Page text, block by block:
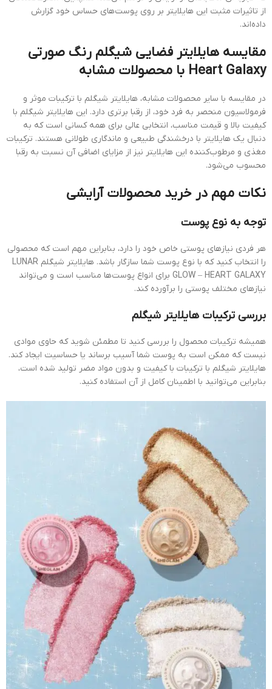
از تاثیرات مثبت این هایلایتر بر روی پوست‌های حساس خود گزارش
داده‌اند.
مقایسه هایلایتر فضایی شیگلم رنگ صورتی
Heart Galaxy با محصولات مشابه
در مقایسه با سایر محصولات مشابه، هایلایتر شیگلم با ترکیبات موثر و
فرمولاسیون منحصر به فرد خود، از رقبا برتری دارد. این هایلایتر شیگلم با
کیفیت بالا و قیمت مناسب، انتخابی عالی برای همه کسانی است که به
دنبال یک هایلایتر با درخشندگی طبیعی و ماندگاری طولانی هستند. ترکیبات
مغذی و مرطوب‌کننده این هایلایتر نیز از مزایای اضافی آن نسبت به رقبا
محسوب می‌شود.
نکات مهم در خرید محصولات آرایشی
توجه به نوع پوست
هر فردی نیازهای پوستی خاص خود را دارد، بنابراین مهم است که محصولی
را انتخاب کنید که با نوع پوست شما سازگار باشد. هایلایتر شیگلم LUNAR
GLOW – HEART GALAXY برای انواع پوست‌ها مناسب است و می‌تواند
نیازهای مختلف پوستی را برآورده کند.
بررسی ترکیبات هایلایتر شیگلم
همیشه ترکیبات محصول را بررسی کنید تا مطمئن شوید که حاوی موادی
نیست که ممکن است به پوست شما آسیب برساند یا حساسیت ایجاد کند.
هایلایتر شیگلم با ترکیبات با کیفیت و بدون مواد مضر تولید شده است،
بنابراین می‌توانید با اطمینان کامل از آن استفاده کنید.